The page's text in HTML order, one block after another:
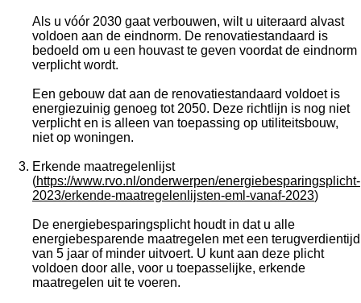
Als u vóór 2030 gaat verbouwen, wilt u uiteraard alvast
voldoen aan de eindnorm. De renovatiestandaard is
bedoeld om u een houvast te geven voordat de eindnorm
verplicht wordt.
Een gebouw dat aan de renovatiestandaard voldoet is
energiezuinig genoeg tot 2050. Deze richtlijn is nog niet
verplicht en is alleen van toepassing op utiliteitsbouw,
niet op woningen.
Erkende maatregelenlijst
(https://www.rvo.nl/onderwerpen/energiebesparingsplicht-
2023/erkende-maatregelenlijsten-eml-vanaf-2023)
De energiebesparingsplicht houdt in dat u alle
energiebesparende maatregelen met een terugverdientijd
van 5 jaar of minder uitvoert. U kunt aan deze plicht
voldoen door alle, voor u toepasselijke, erkende
maatregelen uit te voeren.